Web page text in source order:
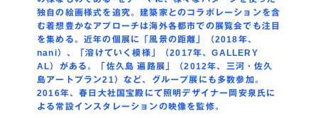
独自の絵画様式を追究。建築家とのコラボレーションを含
む着想豊かなアプローチは海外各都市での展覧会でも注目
を集める。近年の個展に「風景の距離」（2018年、
nani）、「溶けていく模様」（2017年、GALLERY
AL）がある。「佐久島 遍路展」（2012年、三河・佐久
島アートプラン21）など、グループ展にも多数参加。
2016年、春日大社国宝殿にて照明デザイナー岡安泉氏に
よる常設インスタレーションの映像を監修。